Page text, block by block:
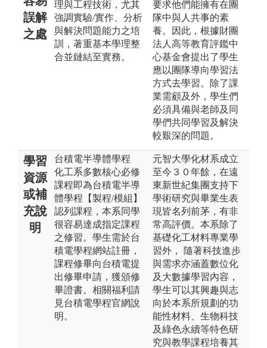
誤解
之處
理與工程技術，尤其
強調實驗/實作、分析
與解決問題能力之培
訓，著重基本學理整
合並鏈結至實務。
要求他們能擁有在團
隊中與人共事的素
養。因此，根據財團
法人高等教育評鑑中
心基金會提出了學生
應以團隊導向學習法
方式去學習。除了課
業需顧及外，學生們
必須具備與老師及同
學們共同學習及解決
較艱深的問題。
學習
資源
或補
充說
明
台積電半導體學程
化工系多數核心必修
課程即為台積電半導
體學程【製程/模組】
認列課程，本系同學
很容易達成指定課程
之修習。學生需於台
積電學程網站註冊，
課程修畢向台積電提
出修畢申請，獲頒修
畢證書。相關福利請
見台積電學程官網說
明。
元智大學化材系成立
至今３０年餘，在遠
東新世紀集團支持下
學術研究與畢業生表
現皆名列前茅，有非
常高評價。本系除了
基礎化工材料專業學
習外， 隨著科技進步
與需求亦涵蓋數位化
及大數據學習內容，
學生可以其興趣與志
向於本系所規劃的功
能性材料、生物科技
及綠色永續等特色研
究與教學課程培養其